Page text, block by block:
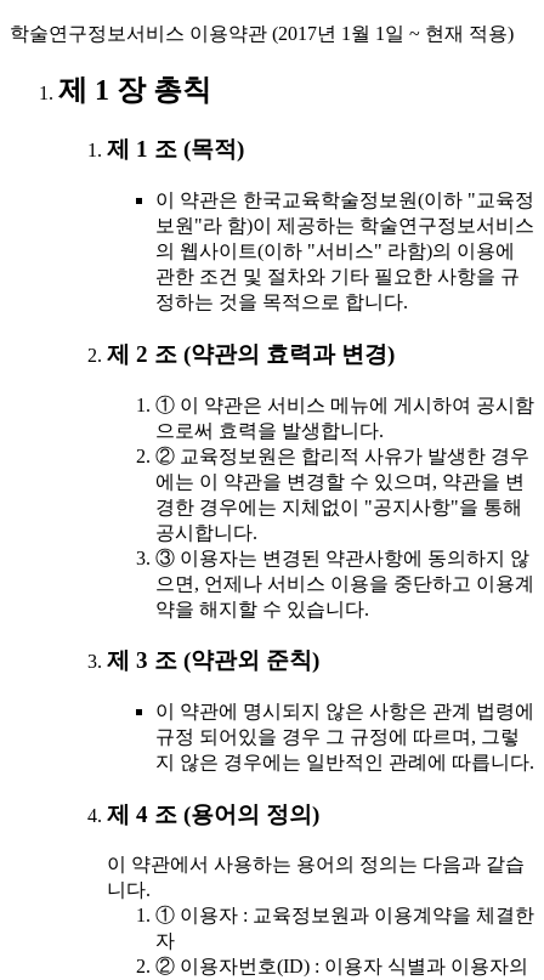
학술연구정보서비스 이용약관 (2017년 1월 1일 ~ 현재 적용)
제 1 장 총칙
제 1 조 (목적)
이 약관은 한국교육학술정보원(이하 "교육정
보원"라 함)이 제공하는 학술연구정보서비스
의 웹사이트(이하 "서비스" 라함)의 이용에
관한 조건 및 절차와 기타 필요한 사항을 규
정하는 것을 목적으로 합니다.
제 2 조 (약관의 효력과 변경)
① 이 약관은 서비스 메뉴에 게시하여 공시함
으로써 효력을 발생합니다.
② 교육정보원은 합리적 사유가 발생한 경우
에는 이 약관을 변경할 수 있으며, 약관을 변
경한 경우에는 지체없이 "공지사항"을 통해
공시합니다.
③ 이용자는 변경된 약관사항에 동의하지 않
으면, 언제나 서비스 이용을 중단하고 이용계
약을 해지할 수 있습니다.
제 3 조 (약관외 준칙)
이 약관에 명시되지 않은 사항은 관계 법령에
규정 되어있을 경우 그 규정에 따르며, 그렇
지 않은 경우에는 일반적인 관례에 따릅니다.
제 4 조 (용어의 정의)
이 약관에서 사용하는 용어의 정의는 다음과 같습
니다.
① 이용자 : 교육정보원과 이용계약을 체결한
자
② 이용자번호(ID) : 이용자 식별과 이용자의